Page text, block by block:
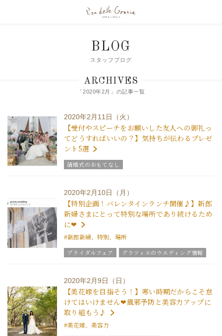
BLOG
スタッフブログ
ARCHIVES
「2020年2月」の記事一覧
2020年2月11日（火）
【受付やスピーチをお願いした友人への御礼っ
てどうすればいいの？】気持ちが伝わるプレゼ
ント5選
結婚式のおもてなし
結婚式の豆知識
2020年2月10日（月）
【特別企画！バレンタインランチ開催♪】新郎
新婦さまにとって特別な場所であり続けるため
に❤
#新郎新婦、特別、場所
ブライダルフェア
グラツィエのウエディング情報
ウエディングスタッフｖｏｉｃｅ
チームグラツィエメンバー
グラツィエについて
2020年2月9日（日）
【美花嫁を目指そう！】寒い時期だからこそ怠
けてはいけません❤風邪予防と美容力アップに
取り組もう♪
#美花嫁、美容力